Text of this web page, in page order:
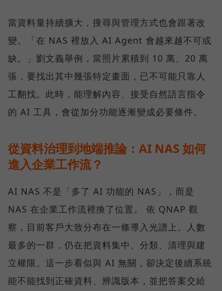
當資料量持續擴大，搜尋與管理方式也會跟著改
變。「在 NAS 裡放入 AI Agent 會越來越不可或
缺。」劉文義舉例，當照片累積到 10 萬、20 萬
張，要找出其中幾張特定畫面，已不可能只靠人
工翻找。此時，能理解內容、接受自然語言指令
的 AI 工具，會從加分功能逐漸變成必要條件。
從資料治理到地端推論：AI NAS 如何
進入企業工作流？
AI NAS 不是「多了 AI 功能的 NAS」，而是
NAS 在企業工作流裡換了位置。 依 QNAP 觀
察，目前客戶大致分布在一條導入光譜上。人數
最多的一群，仍在把資料集中、分類、清理與建
立權限。這一步看似與 AI 無關，卻決定後續系統
能不能找到正確資料、辨識版本，並把答案交給